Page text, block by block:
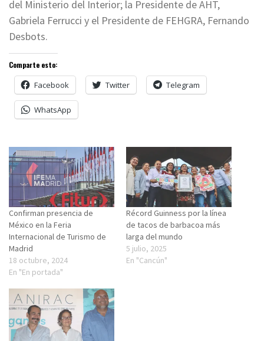
del Ministerio del Interior; la Presidente de AHT,
Gabriela Ferrucci y el Presidente de FEHGRA, Fernando
Desbots.
Comparte esto:
Facebook Twitter Telegram
WhatsApp
Confirman presencia de
México en la Feria
Internacional de Turismo de
Madrid
18 octubre, 2024
En "En portada"
Récord Guinness por la línea
de tacos de barbacoa más
larga del mundo
5 julio, 2025
En "Cancún"